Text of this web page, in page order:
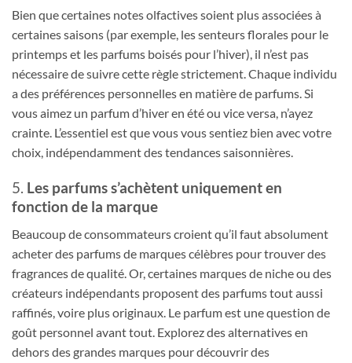
Bien que certaines notes olfactives soient plus associées à
certaines saisons (par exemple, les senteurs florales pour le
printemps et les parfums boisés pour l’hiver), il n’est pas
nécessaire de suivre cette règle strictement. Chaque individu
a des préférences personnelles en matière de parfums. Si
vous aimez un parfum d’hiver en été ou vice versa, n’ayez
crainte. L’essentiel est que vous vous sentiez bien avec votre
choix, indépendamment des tendances saisonnières.
5. Les parfums s’achètent uniquement en
fonction de la marque
Beaucoup de consommateurs croient qu’il faut absolument
acheter des parfums de marques célèbres pour trouver des
fragrances de qualité. Or, certaines marques de niche ou des
créateurs indépendants proposent des parfums tout aussi
raffinés, voire plus originaux. Le parfum est une question de
goût personnel avant tout. Explorez des alternatives en
dehors des grandes marques pour découvrir des